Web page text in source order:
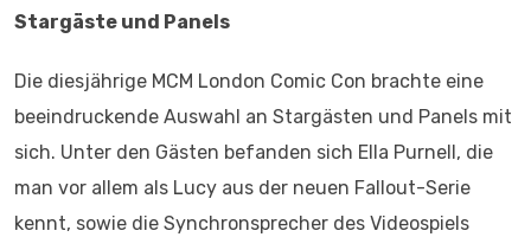
Stargäste und Panels
Die diesjährige MCM London Comic Con brachte eine
beeindruckende Auswahl an Stargästen und Panels mit
sich. Unter den Gästen befanden sich Ella Purnell, die
man vor allem als Lucy aus der neuen Fallout-Serie
kennt, sowie die Synchronsprecher des Videospiels